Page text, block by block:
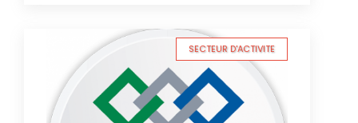
SECTEUR D'ACTIVITE